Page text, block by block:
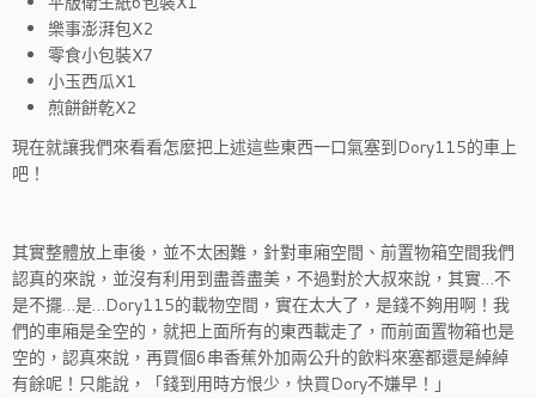
樂事澎湃包X2
零食小包裝X7
小玉西瓜X1
煎餅餅乾X2
現在就讓我們來看看怎麼把上述這些東西一口氣塞到Dory115的車上
吧！
其實整體放上車後，並不太困難，針對車廂空間、前置物箱空間我們
認真的來說，並沒有利用到盡善盡美，不過對於大叔來說，其實…不
是不擺…是…Dory115的載物空間，實在太大了，是錢不夠用啊！我
們的車廂是全空的，就把上面所有的東西載走了，而前面置物箱也是
空的，認真來說，再買個6串香蕉外加兩公升的飲料來塞都還是綽綽
有餘呢！只能說，「錢到用時方恨少，快買Dory不嫌早！」